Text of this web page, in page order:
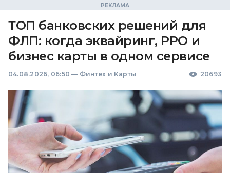
ТОП банковских решений для
ФЛП: когда эквайринг, РРО и
бизнес карты в одном сервисе
04.08.2026, 06:50 — Финтех и Карты 20693